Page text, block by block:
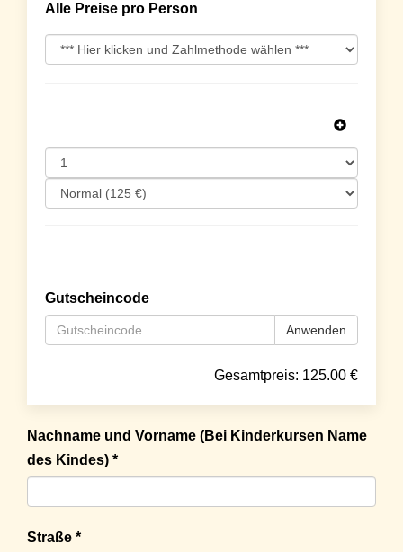
Alle Preise pro Person
Gutscheincode
Anwenden
Gesamtpreis: 125.00 €
Nachname und Vorname (Bei Kinderkursen Name
des Kindes) *
Straße *